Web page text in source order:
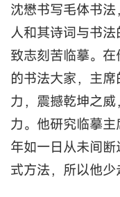
沈懋书写毛体书
人和其诗词与书
致志刻苦临摹。在
的书法大家，主
力，震撼乾坤之
力。他研究临摹
年如一日从未间
式方法，所以他少